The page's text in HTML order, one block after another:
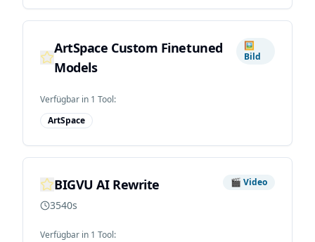
ArtSpace Custom Finetuned
Models
🖼️
Bild
Verfügbar in 1 Tool:
ArtSpace
BIGVU AI Rewrite 🎬 Video
3540s
Verfügbar in 1 Tool: